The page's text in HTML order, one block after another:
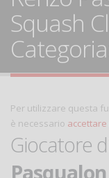
Squash
Per utilizzare questa
è necessario accettare
Giocatore
Pasqualon